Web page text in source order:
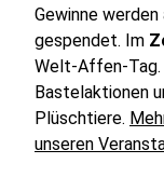
Gewinne
gespendet. Im
Welt-Affen-Tag.
Bastelaktionen
Plüschtiere.
unseren